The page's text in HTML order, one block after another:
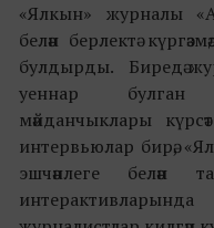
«Ялкын» журналы «
белән берлектә
булдырды. Биредә
уеннар булган
мәйданчыклары
интервьюлар бирә,«
эшчәнлеге белән